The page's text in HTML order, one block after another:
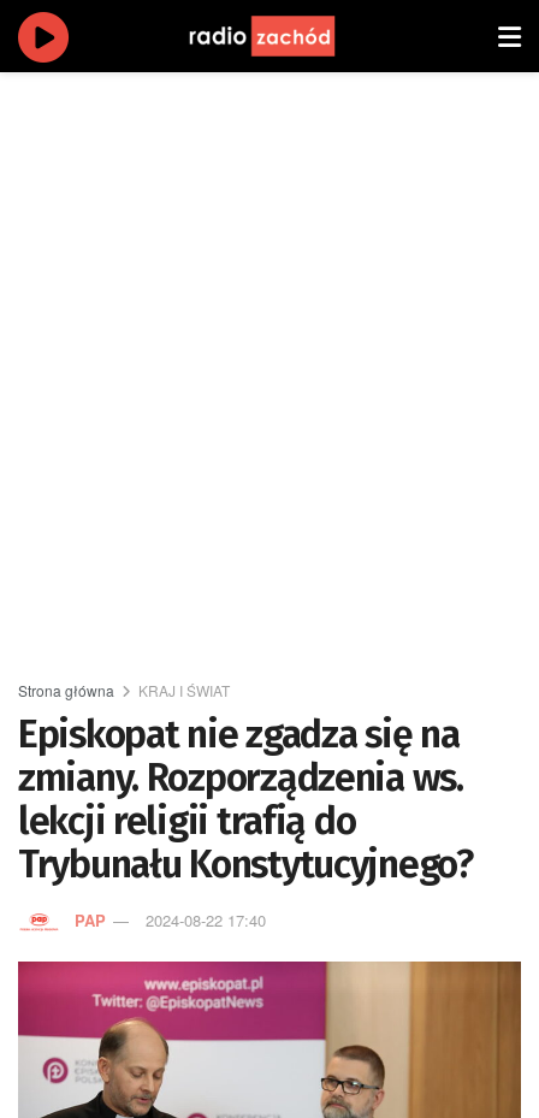
Strona główna KRAJ I ŚWIAT
Episkopat nie zgadza się na
zmiany. Rozporządzenia ws.
lekcji religii trafią do
Trybunału Konstytucyjnego?
PAP 2024-08-22 17:40